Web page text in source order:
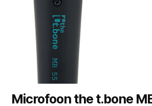
Microfoon the t.bone